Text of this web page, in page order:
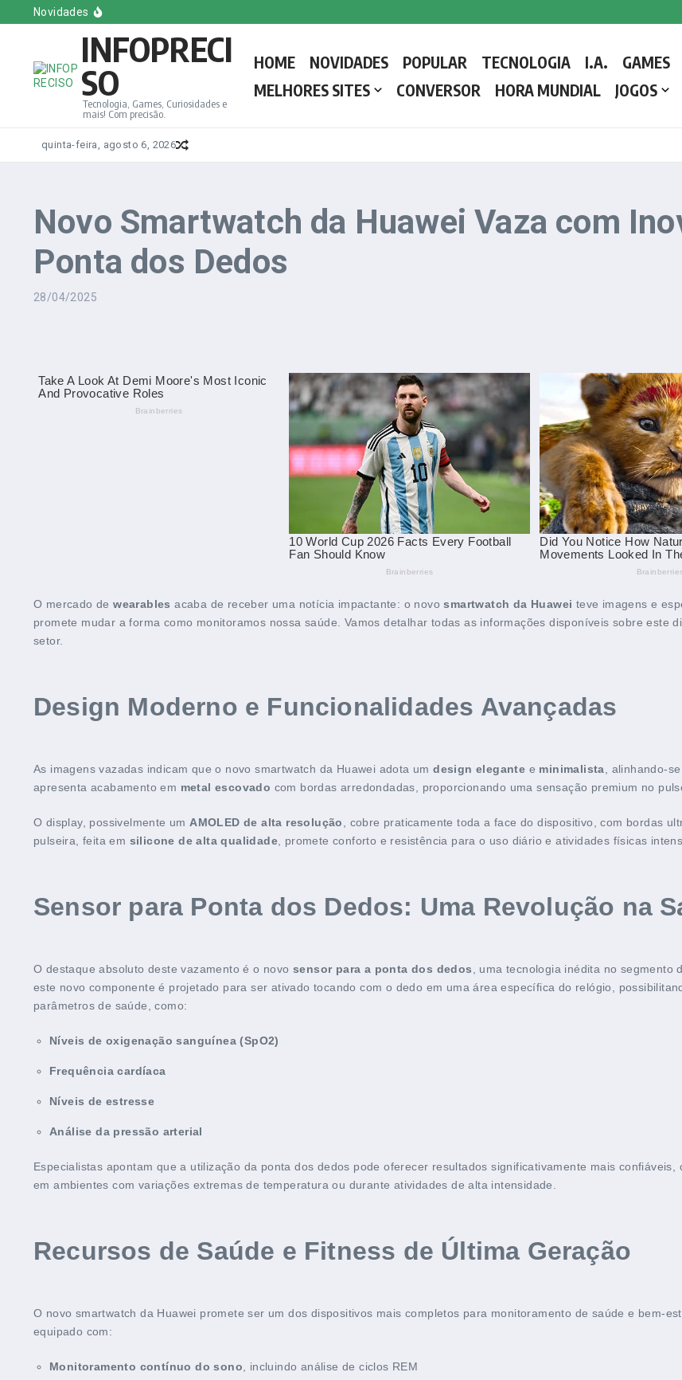
Ir para o conteúdo
Novidades
Conheça o Novo Papa Leão XIV, o Primeiro Americano a Liderar a Igreja Católica
Melhores Sites e Blogs de Games do Brasil
Melhores sites e Blogs de Tecnologia em Espanhol
Saiba tudo sobre a votação do novo Papa: Regras, detalhes e como o Conclave decide o próximo líder da Igreja Católica
INFOPRECI
SO
Tecnologia, Games, Curiosidades e
mais! Com precisão.
HOME NOVIDADES POPULAR TECNOLOGIA I.A. GAMES
MELHORES SITES
CONVERSOR HORA MUNDIAL JOGOS
quinta-feira, agosto 6, 2026
Novo Smartwatch da Huawei Vaza com
Ponta dos Dedos
28/04/2025
O mercado dewearables acaba de receber uma notícia impactante: o novosmartwatch da Huawei teve imagens e
promete mudar a forma como monitoramos nossa saúde. Vamos detalhar todas as informações disponíveis sobre este
setor.
Design Moderno e Funcionalidades Avançadas
As imagens vazadas indicam que o novo smartwatch da Huawei adota umdesign elegante e minimalista , alinhando-
apresenta acabamento em metal escovado com bordas arredondadas, proporcionando uma sensação premium no
O display, possivelmente um AMOLED de alta resolução
, cobre praticamente toda a face do dispositivo, com bordas
pulseira, feita em silicone de alta qualidade , promete conforto e resistência para o uso diário e atividades físicas
Sensor para Ponta dos Dedos: Uma Revolução na
O destaque absoluto deste vazamento é o novo sensor para a ponta dos dedos
, uma tecnologia inédita no
este novo componente é projetado para ser ativado tocando com o dedo em uma área específica do relógio,
parâmetros de saúde, como:
Níveis de oxigenação sanguínea (SpO2)
Frequência cardíaca
Níveis de estresse
Análise da pressão arterial
Especialistas apontam que a utilização da ponta dos dedos pode oferecer resultados significativamente mais
em ambientes com variações extremas de temperatura ou durante atividades de alta intensidade.
Recursos de Saúde e Fitness de Última Geração
O novo smartwatch da Huawei promete ser um dos dispositivos mais completos para monitoramento de saúde e bem-
equipado com:
Monitoramento contínuo do sono , incluindo análise de ciclos REM